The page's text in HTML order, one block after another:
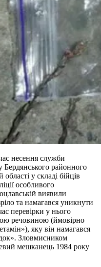
несення служби
Бердянського районного
у складі бійців
особливого
виявили
та намагався уникнути
перевірки у нього
речовиною (ймовірно
яку він намагався
Зловмисником
мешканець 1984 року